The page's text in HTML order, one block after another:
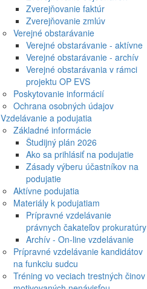
Zverejňovanie faktúr
Zverejňovanie zmlúv
Verejné obstarávanie
Verejné obstarávanie - aktívne
Verejné obstarávanie - archív
Verejné obstarávania v rámci
projektu OP EVS
Poskytovanie informácií
Ochrana osobných údajov
Vzdelávanie a podujatia
Základné informácie
Študijný plán 2026
Ako sa prihlásiť na podujatie
Zásady výberu účastníkov na
podujatie
Aktívne podujatia
Materiály k podujatiam
Prípravné vzdelávanie
právnych čakateľov prokuratúry
Archív - On-line vzdelávanie
Prípravné vzdelávanie kandidátov
na funkciu sudcu
Tréning vo veciach trestných činov